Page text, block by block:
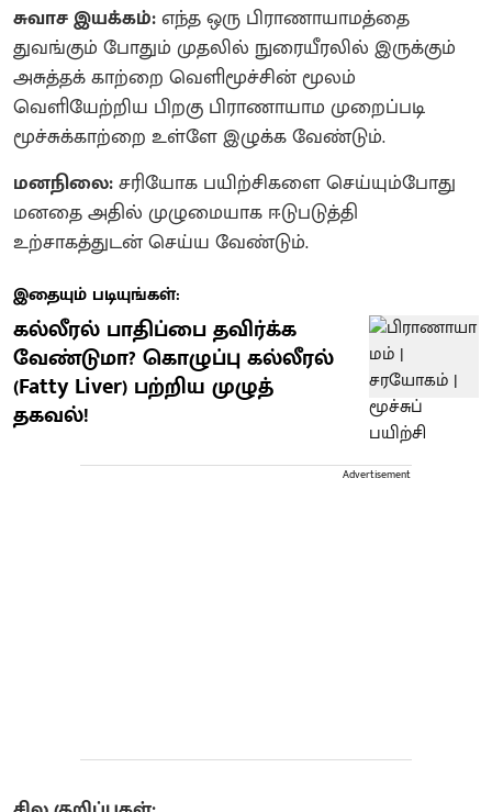
சுவாச இயக்கம்:எந்த ஒரு பிராணாயாமத்தை
துவங்கும் போதும் முதலில் நுரையீரலில் இருக்கும்
அசுத்தக் காற்றை வெளிமூச்சின் மூலம்
வெளியேற்றிய பிறகு பிராணாயாம முறைப்படி
மூச்சுக்காற்றை உள்ளே இழுக்க வேண்டும்.
மனநிலை:சரியோக பயிற்சிகளை செய்யும்போது
மனதை அதில் முழுமையாக ஈடுபடுத்தி
உற்சாகத்துடன் செய்ய வேண்டும்.
இதையும் படியுங்கள்:
கல்லீரல் பாதிப்பை தவிர்க்க
வேண்டுமா? கொழுப்பு கல்லீரல்
(Fatty Liver) பற்றிய முழுத்
தகவல்!
Advertisement